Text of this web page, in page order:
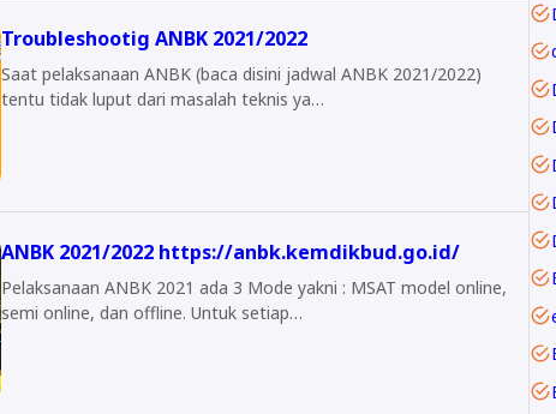
Troubleshootig ANBK 2021/2022
Saat pelaksanaan ANBK (baca disini jadwal ANBK 2021/2022)
tentu tidak luput dari masalah teknis ya…
ANBK 2021/2022 https://anbk.kemdikbud.go.id/
Pelaksanaan ANBK 2021 ada 3 Mode yakni : MSAT model online,
semi online, dan offline. Untuk setiap…